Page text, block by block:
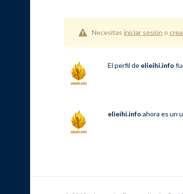
Necesitas iniciar sesión o
El perfil de elieihi.info
elieihi.info ahora es un